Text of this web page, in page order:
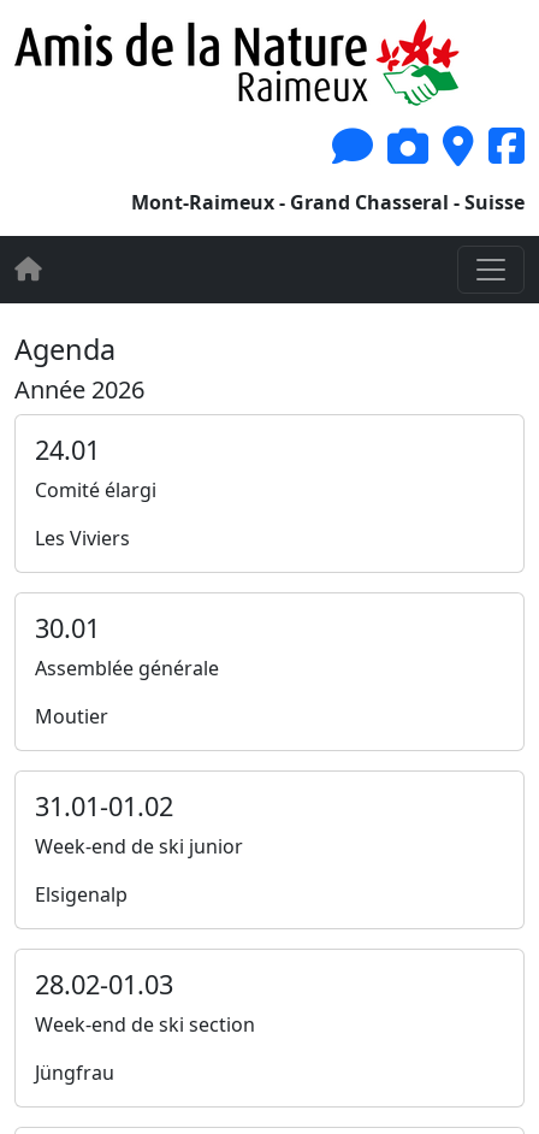
Mont-Raimeux - Grand Chasseral - Suisse
Agenda
Année 2026
24.01
Comité élargi
Les Viviers
30.01
Assemblée générale
Moutier
31.01-01.02
Week-end de ski junior
Elsigenalp
28.02-01.03
Week-end de ski section
Jüngfrau